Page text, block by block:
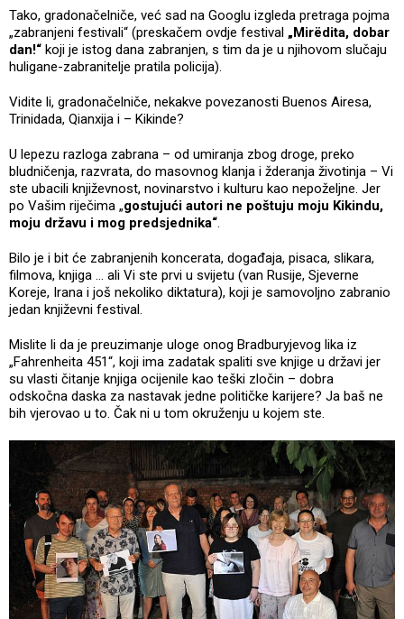
Tako, gradonačelniče, već sad na Googlu izgleda pretraga pojma
„zabranjeni festivali“ (preskačem ovdje festival „Mirëdita, dobar
dan!“ koji je istog dana zabranjen, s tim da je u njihovom slučaju
huligane-zabranitelje pratila policija).
Vidite li, gradonačelniče, nekakve povezanosti Buenos Airesa,
Trinidada, Qianxija i – Kikinde?
U lepezu razloga zabrana – od umiranja zbog droge, preko
bludničenja, razvrata, do masovnog klanja i žderanja životinja – Vi
ste ubacili književnost, novinarstvo i kulturu kao nepoželjne. Jer
po Vašim riječima „gostujući autori ne poštuju moju Kikindu,
moju državu i mog predsjednika“.
Bilo je i bit će zabranjenih koncerata, događaja, pisaca, slikara,
filmova, knjiga … ali Vi ste prvi u svijetu (van Rusije, Sjeverne
Koreje, Irana i još nekoliko diktatura), koji je samovoljno zabranio
jedan književni festival.
Mislite li da je preuzimanje uloge onog Bradburyjevog lika iz
„Fahrenheita 451“, koji ima zadatak spaliti sve knjige u državi jer
su vlasti čitanje knjiga ocijenile kao teški zločin – dobra
odskočna daska za nastavak jedne političke karijere? Ja baš ne
bih vjerovao u to. Čak ni u tom okruženju u kojem ste.